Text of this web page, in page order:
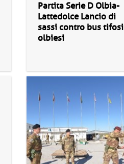
Partita Serie D Olbia-
Lattedolce Lancio di
sassi contro bus tifosi
olbiesi